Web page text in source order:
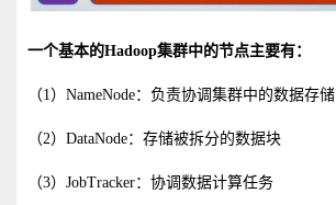
一个基本的Hadoop集群中的节点主要有：
（1）NameNode：负责协调集群中的数据存储
（2）DataNode：存储被拆分的数据块
（3）JobTracker：协调数据计算任务